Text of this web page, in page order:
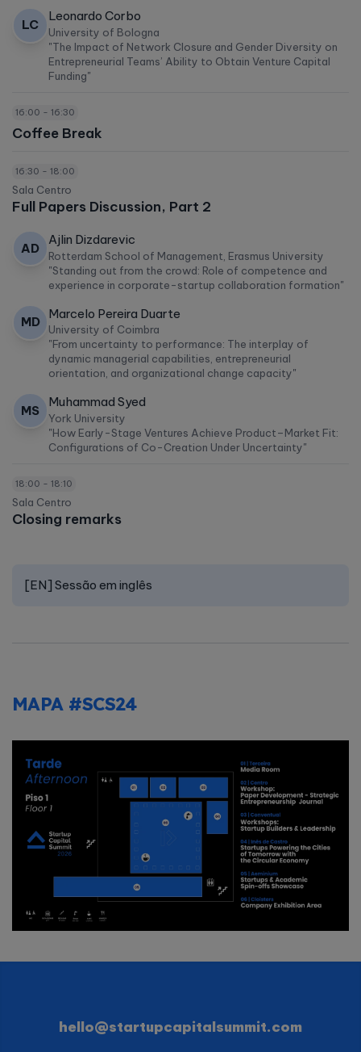
LC
Leonardo Corbo
University of Bologna
"The Impact of Network Closure and Gender Diversity on
Entrepreneurial Teams’ Ability to Obtain Venture Capital
Funding"
16:00 - 16:30
Coffee Break
16:30 - 18:00
Sala Centro
Full Papers Discussion, Part 2
AD
Ajlin Dizdarevic
Rotterdam School of Management, Erasmus University
"Standing out from the crowd: Role of competence and
experience in corporate-startup collaboration formation"
MD
Marcelo Pereira Duarte
University of Coimbra
"From uncertainty to performance: The interplay of
dynamic managerial capabilities, entrepreneurial
orientation, and organizational change capacity"
MS
Muhammad Syed
York University
"How Early-Stage Ventures Achieve Product–Market Fit:
Configurations of Co-Creation Under Uncertainty"
18:00 - 18:10
Sala Centro
Closing remarks
[EN] Sessão em inglês
MAPA #SCS24
hello@startupcapitalsummit.com